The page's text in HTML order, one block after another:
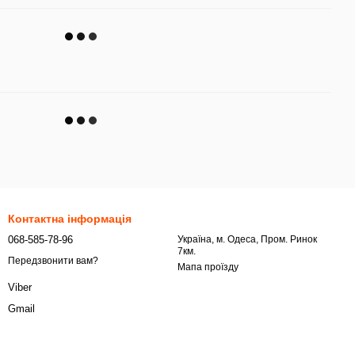
Контактна інформація
068-585-78-96
Передзвонити вам?
Viber
Gmail
Українa, м. Одеса, Пром. Ринок
7км.
Мапа проїзду